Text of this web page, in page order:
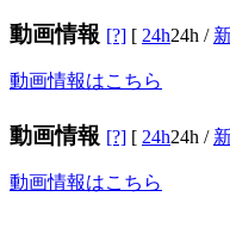
動画情報 [?] [ 24h24h /
動画情報はこちら
動画情報 [?] [ 24h24h /
動画情報はこちら